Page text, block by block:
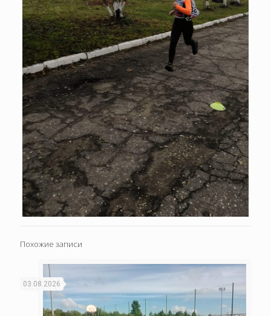
Похожие записи
03.08.2026